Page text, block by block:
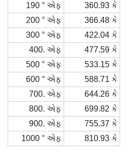
190 ° એફ
360.93 કે
200 ° એફ
366.48 કે
300 ° એફ
422.04 કે
400. એફ
477.59 કે
500 ° એફ
533.15 કે
600 ° એફ
588.71 કે
700. એફ
644.26 કે
800. એફ
699.82 કે
900. એફ
755.37 કે
1000 ° એફ
810.93 કે